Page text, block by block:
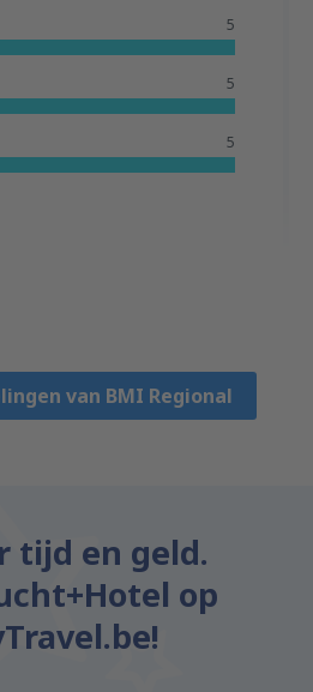
5
5
5
van BMI Regional
tijd en geld.
op